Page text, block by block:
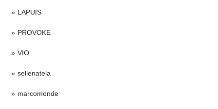
LAPUIS
PROVOKE
VIO
sellenatela
marcomonde